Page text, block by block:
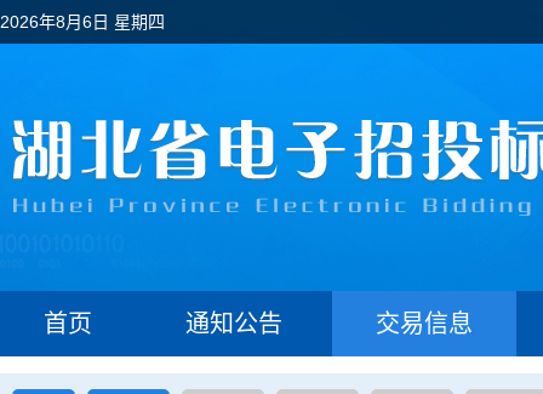
2026年8月6日 星期四
首页 通知公告 交易信息